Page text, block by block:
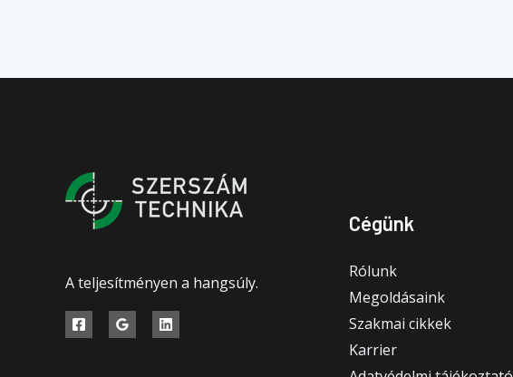
A teljesítményen a hangsúly.
Cégünk
Rólunk
Megoldásaink
Szakmai cikkek
Karrier